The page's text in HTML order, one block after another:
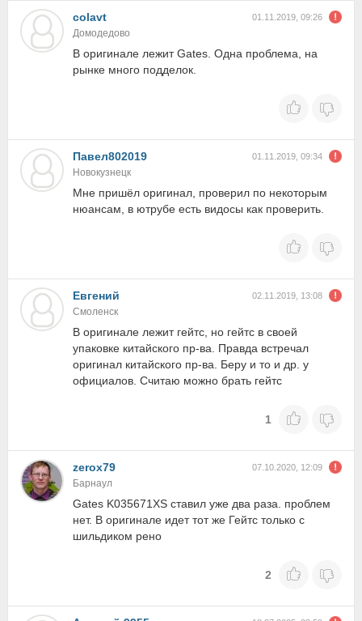
colavt 01.11.2019, 09:26
Домодедово
В оригинале лежит Gates. Одна проблема, на
рынке много подделок.
Павел802019 01.11.2019, 09:34
Новокузнецк
Мне пришёл оригинал, проверил по некоторым
нюансам, в ютрубе есть видосы как проверить.
Евгений 02.11.2019, 13:08
Смоленск
В оригинале лежит гейтс, но гейтс в своей
упаковке китайского пр-ва. Правда встречал
оригинал китайского пр-ва. Беру и то и др. у
официалов. Считаю можно брать гейтс
1
zerox79 07.10.2020, 12:09
Барнаул
Gates K035671XS ставил уже два раза. проблем
нет. В оригинале идет тот же Гейтс только с
шильдиком рено
2